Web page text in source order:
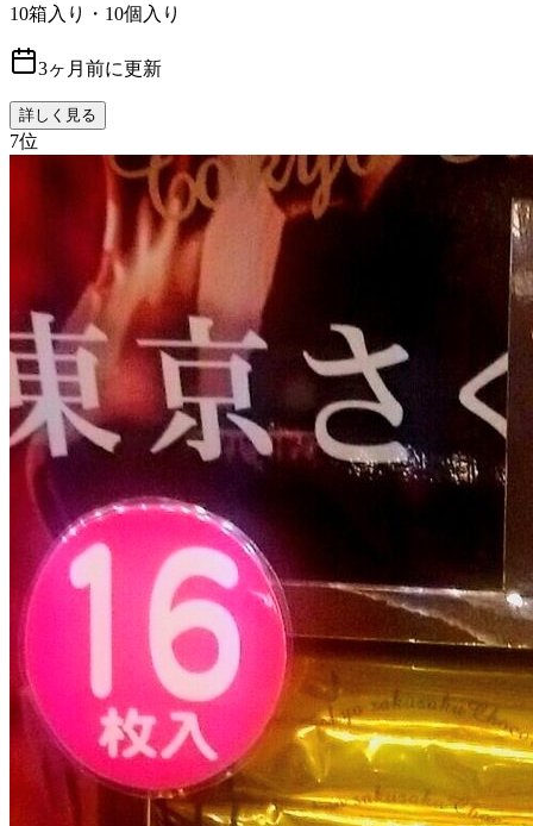
10箱入り・10個入り
3ヶ月前に更新
詳しく見る
7位